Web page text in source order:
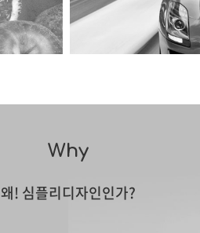
Why
왜! 심플리디자인인가?